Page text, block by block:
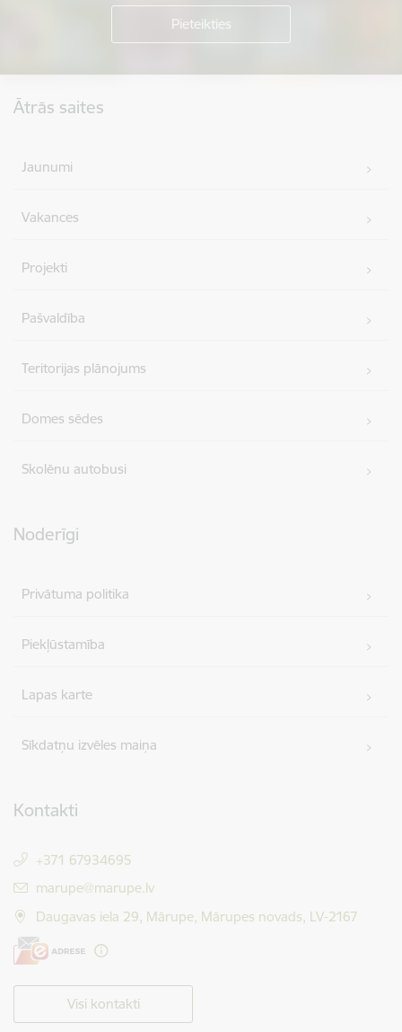
Ātrās saites
Jaunumi
Vakances
Projekti
Pašvaldība
Teritorijas plānojums
Domes sēdes
Skolēnu autobusi
Noderīgi
Privātuma politika
Piekļūstamība
Lapas karte
Sīkdatņu izvēles maiņa
Kontakti
+371 67934695
E-pasts:
marupe@marupe.lv
Daugavas iela 29, Mārupe, Mārupes novads, LV-2167
Visi kontakti